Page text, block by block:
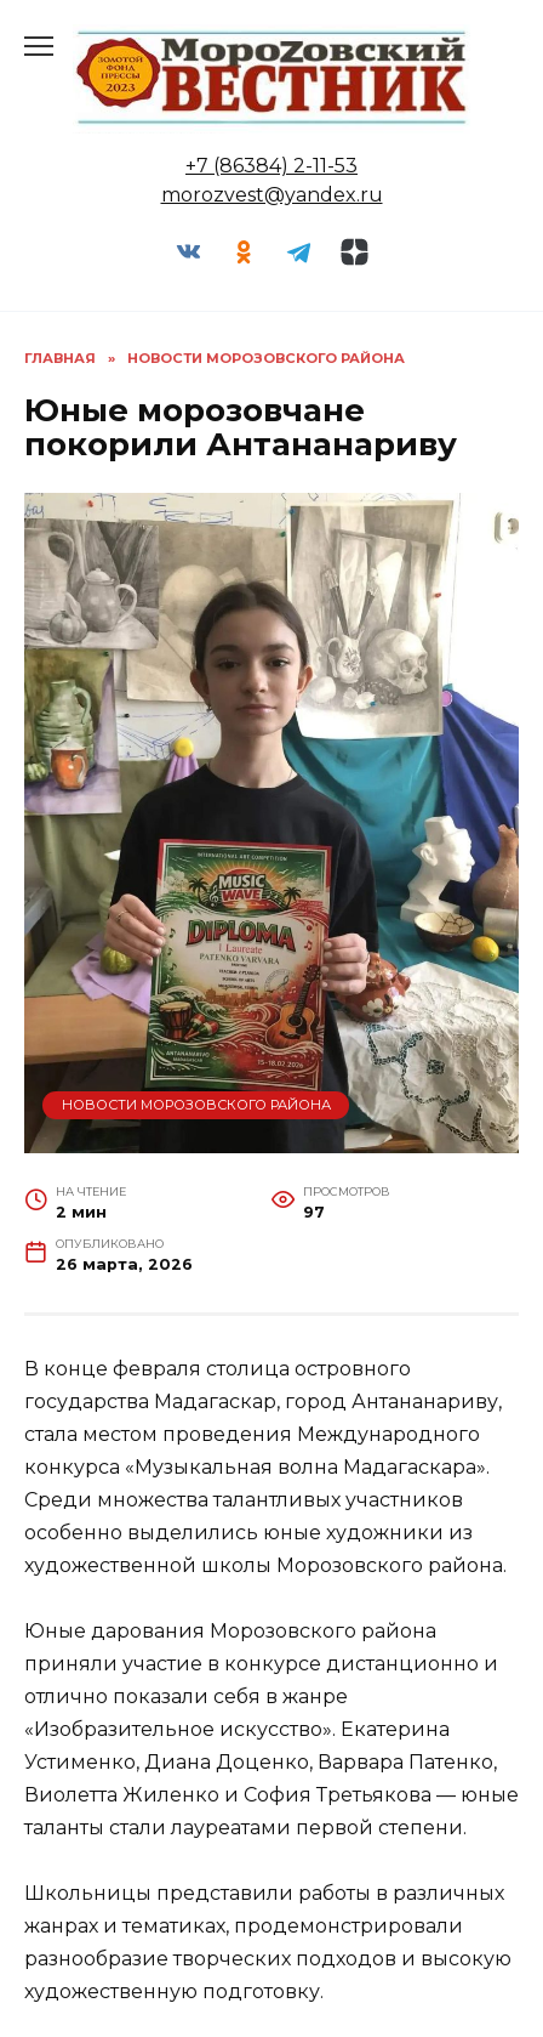
содержанию
+7 (86384) 2-11-53
morozvest@yandex.ru
ГЛАВНАЯ » НОВОСТИ МОРОЗОВСКОГО РАЙОНА
Юные морозовчане
покорили Антананариву
НОВОСТИ МОРОЗОВСКОГО РАЙОНА
НА ЧТЕНИЕ
2 мин
ПРОСМОТРОВ
97
ОПУБЛИКОВАНО
26 марта, 2026
В конце февраля столица островного
государства Мадагаскар, город Антананариву,
стала местом проведения Международного
конкурса «Музыкальная волна Мадагаскара».
Среди множества талантливых участников
особенно выделились юные художники из
художественной школы Морозовского района.
Юные дарования Морозовского района
приняли участие в конкурсе дистанционно и
отлично показали себя в жанре
«Изобразительное искусство». Екатерина
Устименко, Диана Доценко, Варвара Патенко,
Виолетта Жиленко и София Третьякова — юные
таланты стали лауреатами первой степени.
Школьницы представили работы в различных
жанрах и тематиках, продемонстрировали
разнообразие творческих подходов и высокую
художественную подготовку.